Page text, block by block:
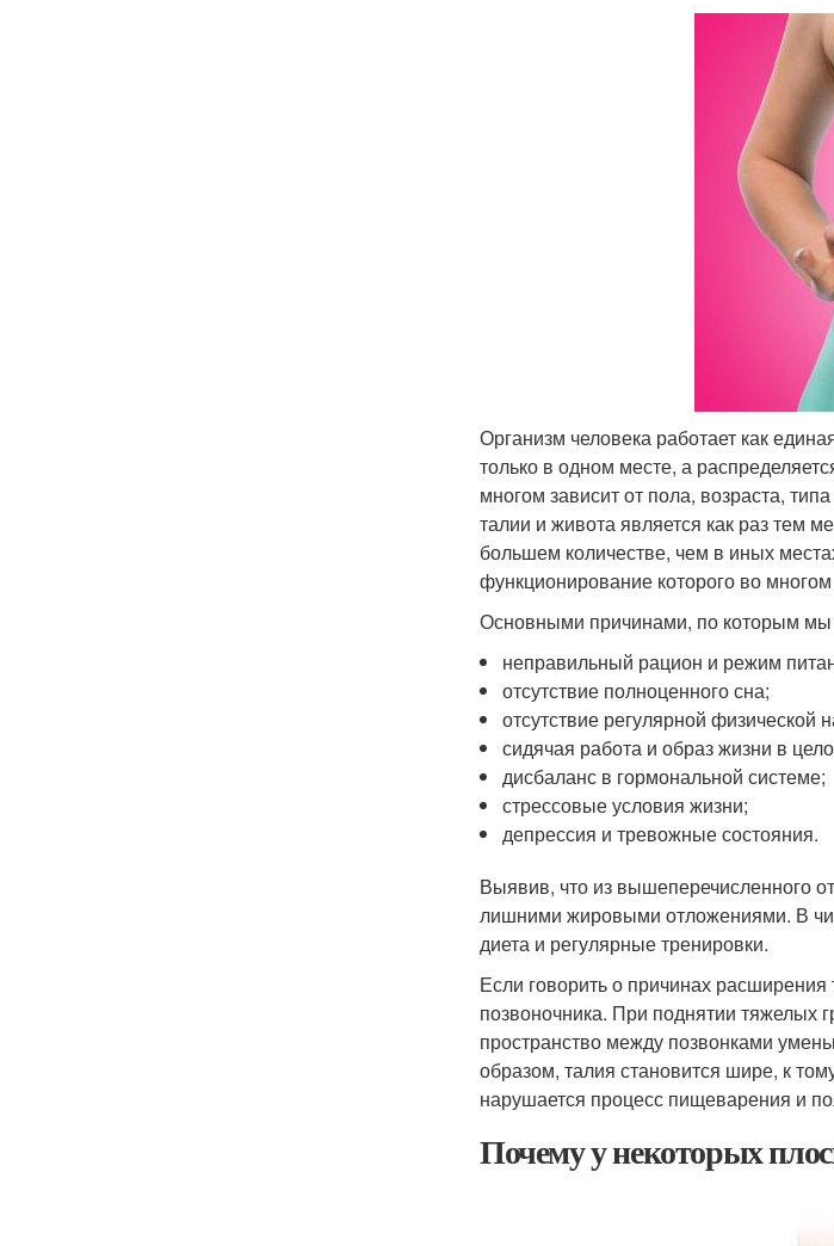
Организм человека работает как
только в одном месте, а
многом зависит от пола, возраста,
талии и живота является как раз тем
большем количестве, чем в иных
функционирование которого во
Основными причинами, по которым
неправильный рацион и режим
отсутствие полноценного сна;
отсутствие регулярной физической
сидячая работа и образ жизни в
дисбаланс в гормональной системе;
стрессовые условия жизни;
депрессия и тревожные состояния.
Выявив, что из вышеперечисленного
лишними жировыми отложениями. В
диета и регулярные тренировки.
Если говорить о причинах
позвоночника. При поднятии тяжелых
пространство между позвонками
образом, талия становится шире, к
нарушается процесс пищеварения и
Почему у некоторых